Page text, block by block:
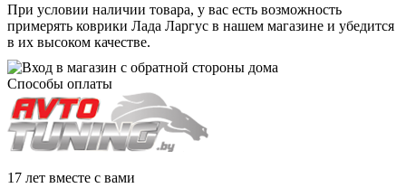
При условии наличии товара, у вас есть возможность
примерять коврики Лада Ларгус в нашем магазине и убедится
в их высоком качестве.
Способы оплаты
17 лет вместе с вами